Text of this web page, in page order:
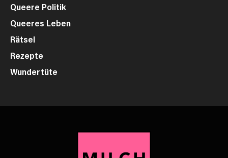
Queere Politik
Queeres Leben
Rätsel
Rezepte
Wundertüte